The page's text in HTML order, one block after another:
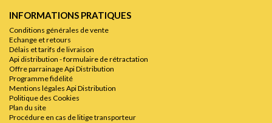
INFORMATIONS PRATIQUES
Conditions générales de vente
Echange et retours
Délais et tarifs de livraison
Api distribution - formulaire de rétractation
Offre parrainage Api Distribution
Programme fidélité
Mentions légales Api Distribution
Politique des Cookies
Plan du site
Procédure en cas de litige transporteur